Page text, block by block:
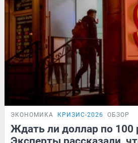
ЭКОНОМИКА КРИЗИС-2026 ОБЗОР
Ждать ли доллар по 100